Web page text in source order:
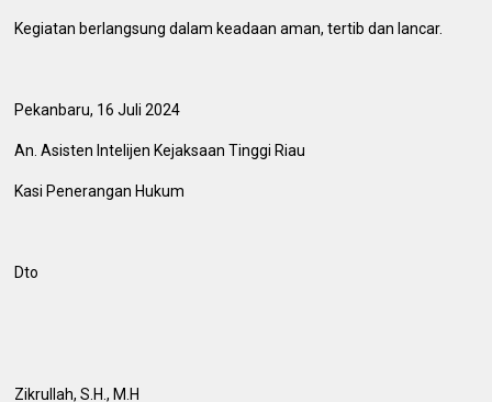
Kegiatan berlangsung dalam keadaan aman, tertib dan lancar.
Pekanbaru, 16 Juli 2024
An. Asisten Intelijen Kejaksaan Tinggi Riau
Kasi Penerangan Hukum
Dto
Zikrullah, S.H., M.H